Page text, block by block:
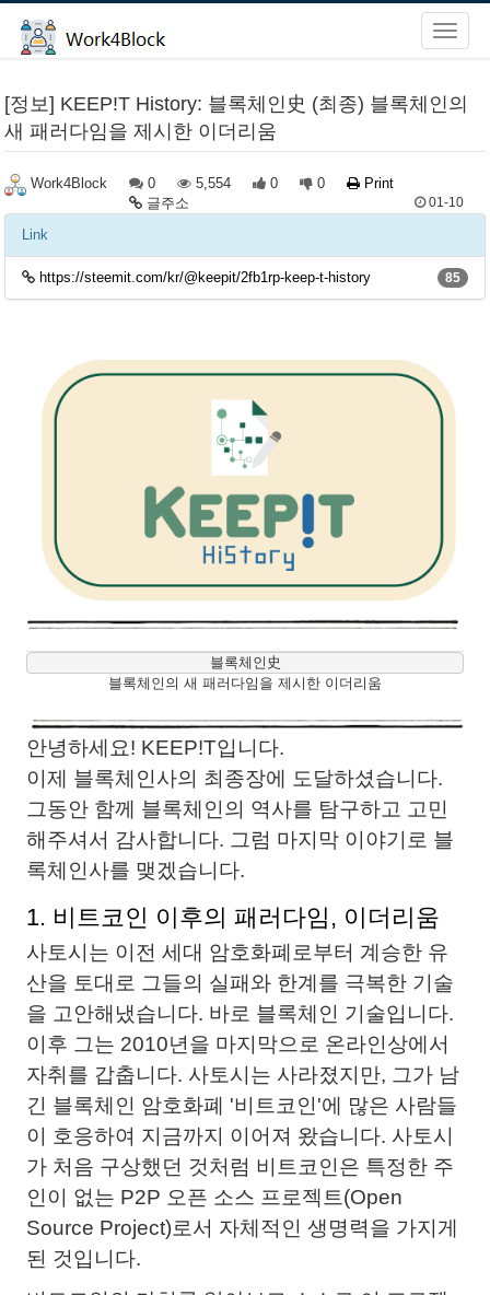
[정보] KEEP!T History: 블록체인史 (최종) 블록체인의
새 패러다임을 제시한 이더리움
Work4Block 0 5,554 0 0
Print
글주소
01-10
Link
https://steemit.com/kr/@keepit/2fb1rp-keep-t-history 85
블록체인史
블록체인의 새 패러다임을 제시한 이더리움
안녕하세요! KEEP!T입니다.
이제 블록체인사의 최종장에 도달하셨습니다.
그동안 함께 블록체인의 역사를 탐구하고 고민
해주셔서 감사합니다. 그럼 마지막 이야기로 블
록체인사를 맺겠습니다.
1. 비트코인 이후의 패러다임, 이더리움
사토시는 이전 세대 암호화폐로부터 계승한 유
산을 토대로 그들의 실패와 한계를 극복한 기술
을 고안해냈습니다. 바로 블록체인 기술입니다.
이후 그는 2010년을 마지막으로 온라인상에서
자취를 갑춥니다. 사토시는 사라졌지만, 그가 남
긴 블록체인 암호화폐 '비트코인'에 많은 사람들
이 호응하여 지금까지 이어져 왔습니다. 사토시
가 처음 구상했던 것처럼 비트코인은 특정한 주
인이 없는 P2P 오픈 소스 프로젝트(Open
Source Project)로서 자체적인 생명력을 가지게
된 것입니다.